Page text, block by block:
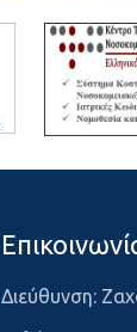
Διεύθυνση: